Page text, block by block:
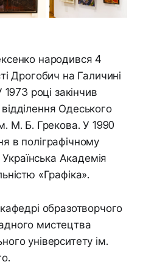
народився 4
Дрогобич на Галичині
році закінчив
Одеського
М. Б. Грекова. У 1990
в поліграфічному
Українська Академія
«Графіка».
образотворчого
мистецтва
університету ім.